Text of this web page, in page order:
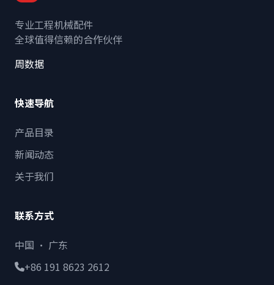
专业工程机械配件
全球值得信赖的合作伙伴
周数据
快速导航
产品目录
新闻动态
关于我们
联系方式
中国 · 广东
+86 191 8623 2612